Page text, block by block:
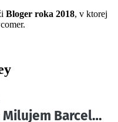
Bloger roka 2018, v ktorej